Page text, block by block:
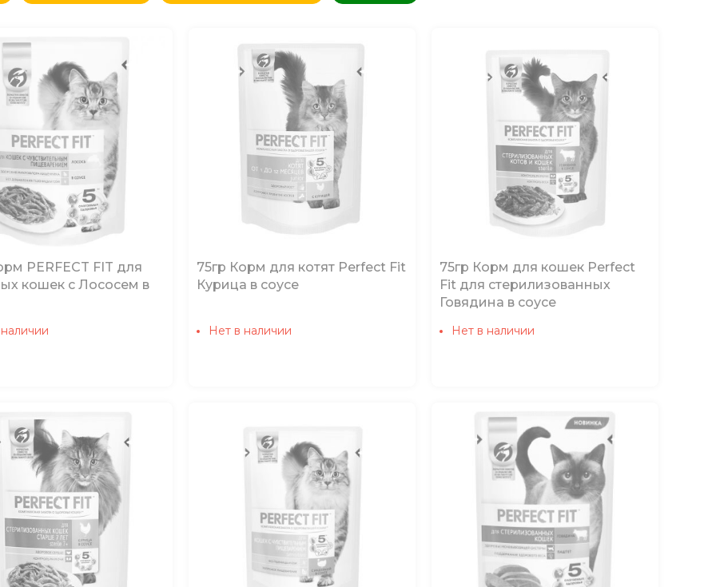
PERFECT FIT для
кошек с Лососем в
75гр Корм для котят Perfect Fit
Курица в соусе
Нет в наличии
75гр Корм для кошек Perfect
Fit для стерилизованных
Говядина в соусе
Нет в наличии